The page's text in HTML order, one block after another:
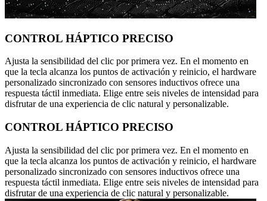
CONTROL HÁPTICO PRECISO
Ajusta la sensibilidad del clic por primera vez. En el momento en
que la tecla alcanza los puntos de activación y reinicio, el hardware
personalizado sincronizado con sensores inductivos ofrece una
respuesta táctil inmediata. Elige entre seis niveles de intensidad para
disfrutar de una experiencia de clic natural y personalizable.
CONTROL HÁPTICO PRECISO
Ajusta la sensibilidad del clic por primera vez. En el momento en
que la tecla alcanza los puntos de activación y reinicio, el hardware
personalizado sincronizado con sensores inductivos ofrece una
respuesta táctil inmediata. Elige entre seis niveles de intensidad para
disfrutar de una experiencia de clic natural y personalizable.